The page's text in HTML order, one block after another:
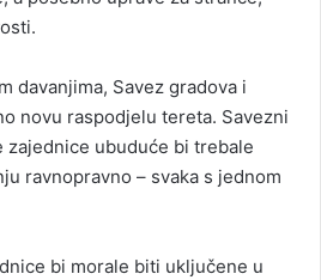
davanjima, Savez gradova i
novu raspodjelu tereta. Savezni
zajednice ubuduće bi trebale
ravnopravno – svaka s jednom
bi morale biti uključene u